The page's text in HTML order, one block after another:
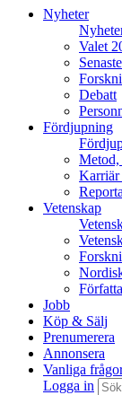
Nyheter
Valet
Debatt
Fördjupning
Vetenskap
Jobb
Köp & Sälj
Prenumerera
Annonsera
Vanliga
Logga in